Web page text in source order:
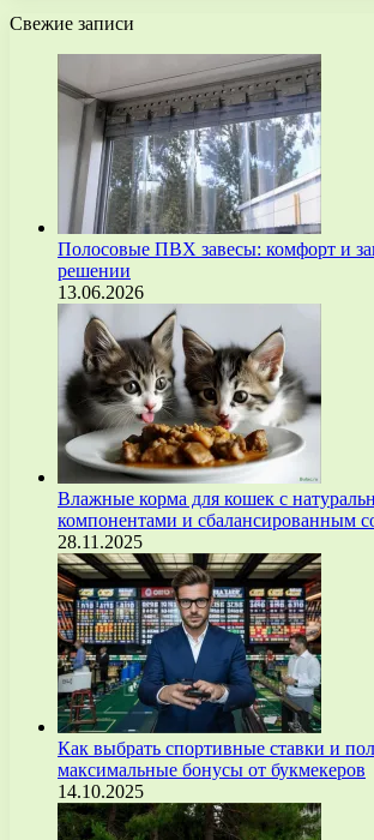
Свежие записи
Полосовые ПВХ завесы: комфорт и
решении
13.06.2026
Влажные корма для кошек с
компонентами и сбалансированным
28.11.2025
Как выбрать спортивные ставки и
максимальные бонусы от букмекеров
14.10.2025